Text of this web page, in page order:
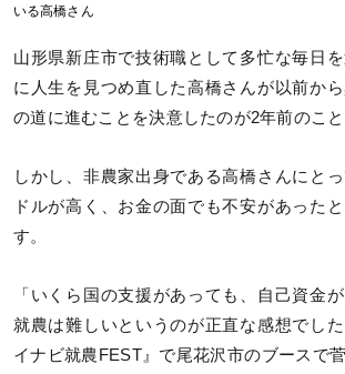
いる高橋さん
山形県新庄市で技術職として多忙な毎日
に人生を見つめ直した高橋さんが以前か
の道に進むことを決意したのが2年前のこと
しかし、非農家出身である高橋さんにと
ドルが高く、お金の面でも不安があった
す。
「いくら国の支援があっても、自己資金
就農は難しいというのが正直な感想でし
イナビ就農FEST』で尾花沢市のブースで